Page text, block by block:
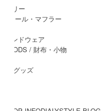
サリー
/ ストール・マフラー
ハンドウェア
GOODS / 財布・小物
の他グッズ